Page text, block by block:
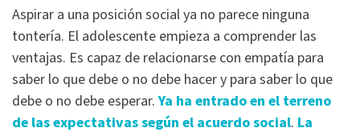
Aspirar a una posición social ya no parece ninguna
tontería. El adolescente empieza a comprender las
ventajas. Es capaz de relacionarse con empatía para
saber lo que debe o no debe hacer y para saber lo que
debe o no debe esperar.Ya ha entrado en el terreno
de las expectativas según el acuerdo social. La